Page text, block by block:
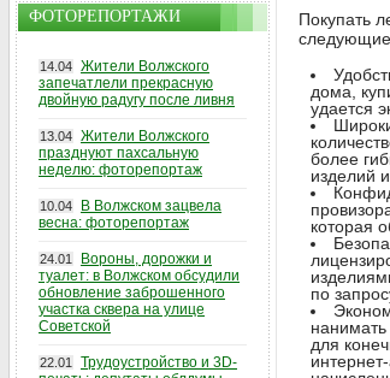
Покупать
дома,
удается
более
изделий
которая
по
для
ФОТОРЕПОРТАЖИ
14.04 Жители Волжского
запечатлели прекрасную
двойную радугу после ливня
13.04 Жители Волжского
празднуют пахсальную
неделю: фоторепортаж
10.04
В Волжском зацвела
весна: фоторепортаж
24.01
Вороны, дорожки и
туалет: в Волжском обсудили
обновление заброшенного
участка сквера на улице
Советской
22.01
Трудоустройство и 3D-